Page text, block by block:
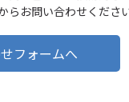
お問い合わせください
フォームへ